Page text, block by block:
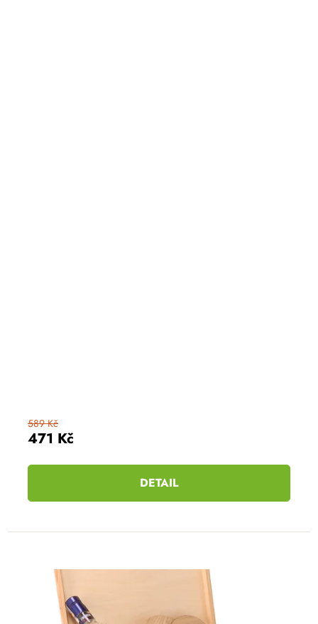
471 Kč
589 Kč
DETAIL